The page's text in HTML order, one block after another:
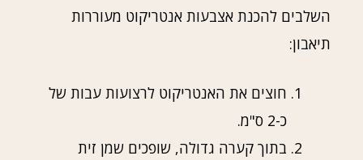
השלבים להכנת אצבעות אנטריקוט מעוררות
תיאבון:
חוצים את האנטריקוט לרצועות עבות של
כ-2 ס"מ.
בתוך קערה גדולה, שופכים שמן זית